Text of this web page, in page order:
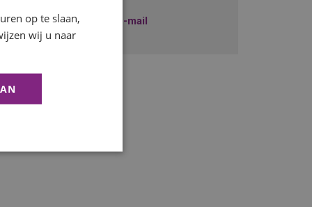
Stuur mij een e-mail
op te slaan,
wij u naar